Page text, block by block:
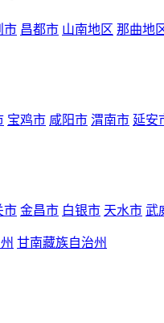
市 昌都市 山南地区 那曲地
宝鸡市 咸阳市 渭南市 延安
市 金昌市 白银市 天水市 武
甘南藏族自治州